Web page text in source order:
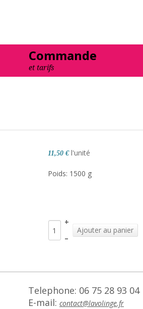
Commande
et tarifs
11,50 € l'unité
Poids: 1500 g
+
–
Telephone: 06 75 28 93 04
E-mail: contact@lavolinge.fr